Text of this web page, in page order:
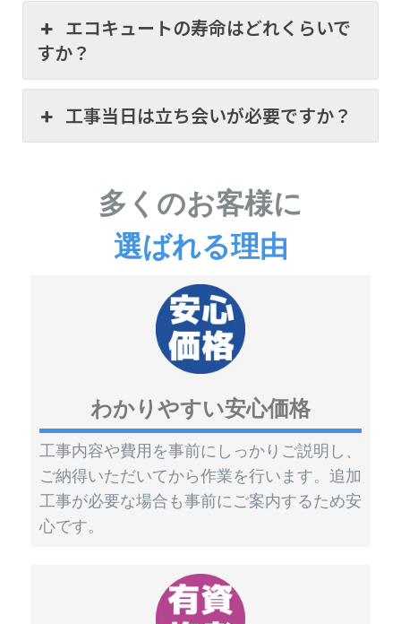
エコキュートの寿命はどれくらいで
すか？
工事当日は立ち会いが必要ですか？
多くのお客様に
選ばれる理由
わかりやすい安心価格
工事内容や費用を事前にしっかりご説明し、
ご納得いただいてから作業を行います。追加
工事が必要な場合も事前にご案内するため安
心です。